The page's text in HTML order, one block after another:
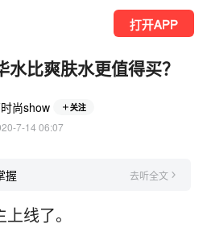
打开APP
比爽肤水更值得买？
尚show 关注
7-14 06:07
握 去听全文
线了。